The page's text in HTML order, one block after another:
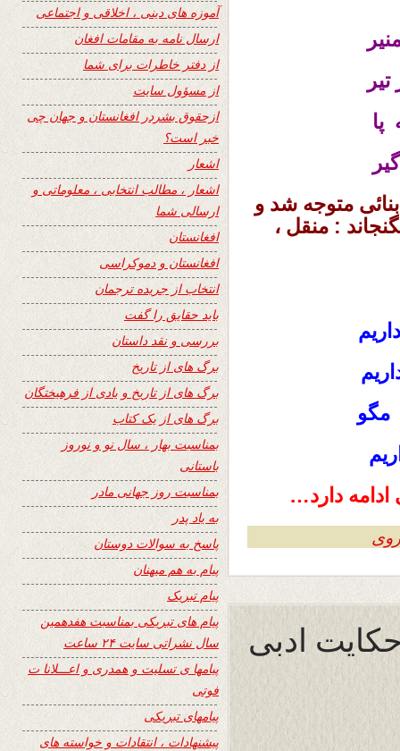
متوجه شد و
: منقل ،
مگو
دارد…
حکایت ادبی
آموزه های دینی ، اخلاقی و اجتماعی
ارسال نامه به مقامات افغان
از دفتر خاطرات برای شما
از مسؤول سایت
ازحقوق بشردر افغانستان و جهان چی
خبر است؟
اشعار
اشعار ، مطالب انتخابی ، معلوماتی و
ارسالی شما
افغانستان
افغانستان و دموکراسی
انتخاب از جریده ترجمان
باید حقایق را گفت
بررسی و نقد داستان
برگ های از تاریخ
برگ های از تاریخ و یادی از فرهیختگان
برگ های از یک کتاب
بمناسبت بهار ، سال نو و نوروز
باستانی
بمناسبت روز جهانی مادر
به یاد پدر
پاسخ به سوالات دوستان
پیام به هم میهنان
پیام تبریک
پیام های تبریکی بمناسبت هفدهمین
سال نشراتی سایت ۲۴ ساعت
پیامها ی تسلیت و همدری و اعـــلانا ت
فوتی
پیامهای تبریکی
پیشنهادات ، انتقادات و خواسته های